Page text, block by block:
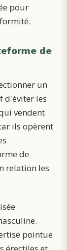
pour
de
un
d'éviter les
vendent
ils opèrent
de
relation les
pointue